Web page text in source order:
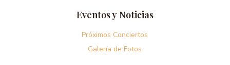
Eventos y Noticias
Próximos Conciertos
Galería de Fotos